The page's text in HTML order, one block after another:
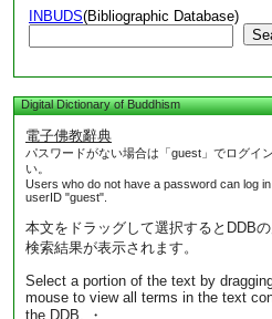
INBUDS(Bibliographic Database)
Digital Dictionary of Buddhism
電子佛教辭典
パスワードがない場合は「guest」でログイ
い。
Users who do not have a password can log
userID "guest".
本文をドラッグして選択するとDDB
検索結果が表示されます。
Select a portion of the text by
mouse to view all terms in the text
the DDB. ・